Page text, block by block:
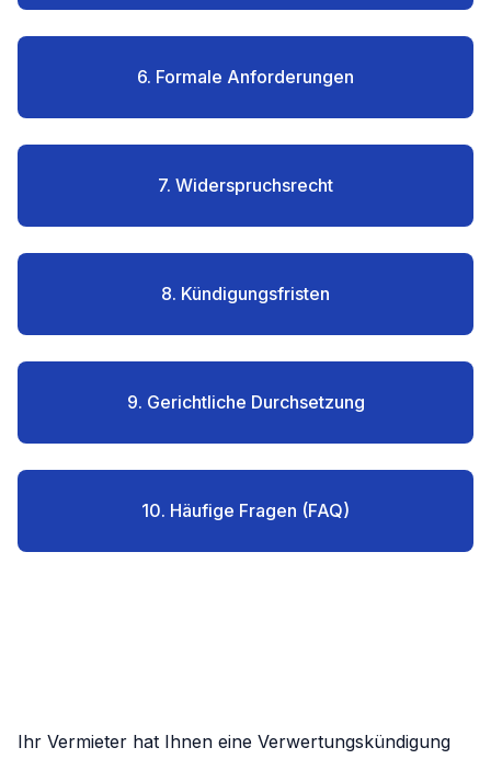
6. Formale Anforderungen
7. Widerspruchsrecht
8. Kündigungsfristen
9. Gerichtliche Durchsetzung
10. Häufige Fragen (FAQ)
Ihr Vermieter hat Ihnen eine Verwertungskündigung